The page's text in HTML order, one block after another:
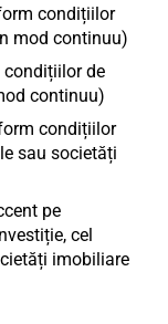
condițiilor
mod continuu)
condițiilor de
continuu)
condițiilor
sau societăți
pe
cel
imobiliare